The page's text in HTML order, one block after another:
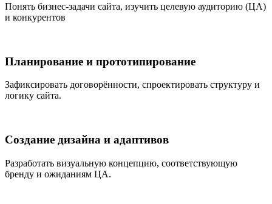
Понять бизнес‑задачи сайта, изучить целевую аудиторию (ЦА)
и конкурентов
Планирование и прототипирование
Зафиксировать договорённости, спроектировать структуру и
логику сайта.
Создание дизайна и адаптивов
Разработать визуальную концепцию, соответствующую
бренду и ожиданиям ЦА.